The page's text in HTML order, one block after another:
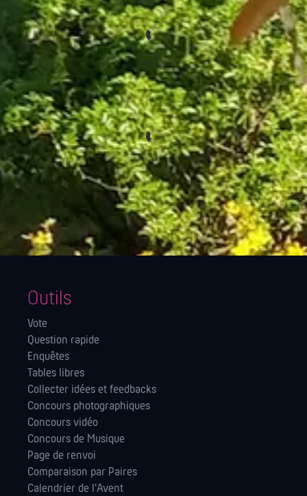
Outils
Vote
Question rapide
Enquêtes
Tables libres
Collecter idées et feedbacks
Concours photographiques
Concours vidéo
Concours de Musique
Page de renvoi
Comparaison par Paires
Calendrier de l'Avent